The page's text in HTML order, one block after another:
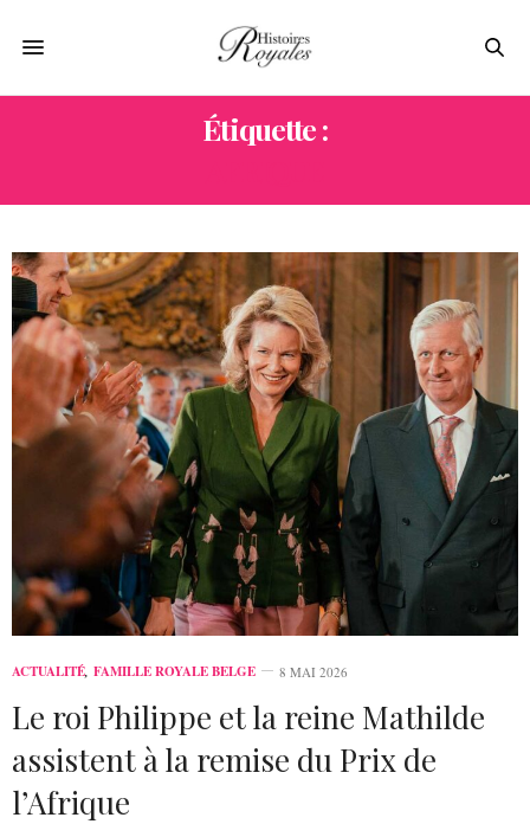
Étiquette :
ACTUALITÉ, FAMILLE ROYALE BELGE 8 MAI 2026
Le roi Philippe et la reine Mathilde
assistent à la remise du Prix de
l’Afrique